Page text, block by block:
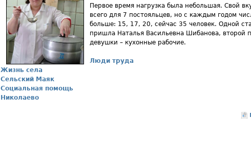
Первое время нагрузка была небольшая. Свой
всего для 7 постояльцев, но с каждым годом
больше: 15, 17, 20, сейчас 35 человек. Одной
пришла Наталья Васильевна Шибанова,
девушки – кухонные рабочие.
Люди труда
Жизнь села
Сельский Маяк
Социальная помощь
Николаево